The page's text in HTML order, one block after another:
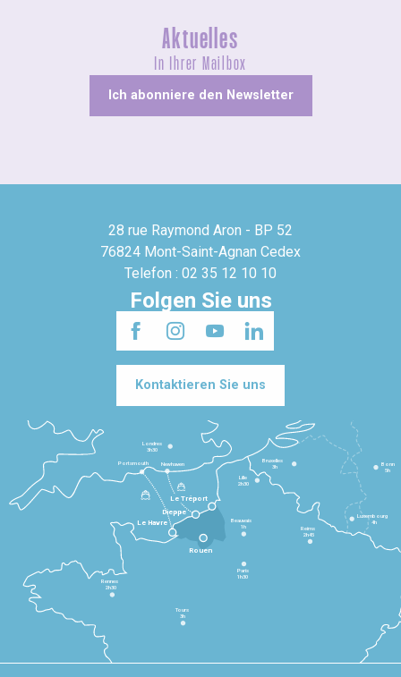
Aktuelles
In Ihrer Mailbox
Ich abonniere den Newsletter
28 rue Raymond Aron - BP 52
76824 Mont-Saint-Agnan Cedex
Telefon : 02 35 12 10 10
Folgen Sie uns
Kontaktieren Sie uns
Le Havre
Dieppe
Le Tréport
Rennes
2h30
Tours
3h
Paris
1h30
Beauvais
1h
Reims
2h45
Lille
2h30
Bruxelles
3h
Londres
3h30
Newhaven
Portsmouth
Bonn
5h
Luxembourg
4h
Rouen